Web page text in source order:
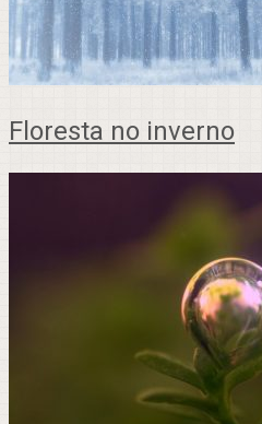
Floresta no inverno